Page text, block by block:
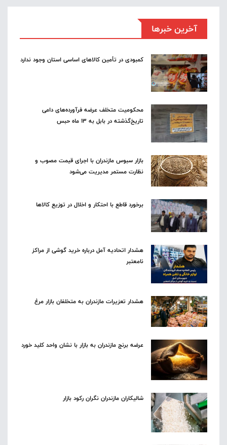
آخرین خبرها
کمبودی در تأمین کالاهای اساسی استان وجود ندارد
محکومیت متخلف عرضه فرآورده‌های دامی
تاریخ‌گذشته در بابل به ۱۳ ماه حبس
بازار سبوس مازندران با اجرای قیمت مصوب و
نظارت مستمر مدیریت می‌شود
برخورد قاطع با احتکار و اخلال در توزیع کالاها
هشدار اتحادیه آمل درباره خرید گوشی از مراکز
نامعتبر
هشدار تعزیرات مازندران به متخلفان بازار مرغ
عرضه برنج مازندران به بازار با نشان واحد کلید خورد
شالیکاران مازندران نگران رکود بازار